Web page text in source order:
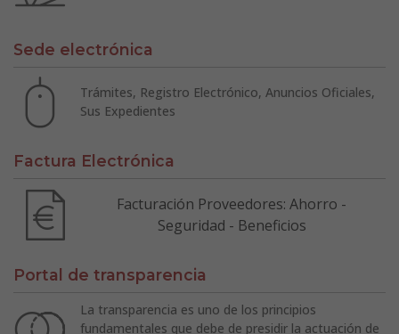
Sede electrónica
Trámites, Registro Electrónico, Anuncios Oficiales,
Sus Expedientes
Factura Electrónica
Facturación Proveedores: Ahorro -
Seguridad - Beneficios
Portal de transparencia
La transparencia es uno de los principios
fundamentales que debe de presidir la actuación de